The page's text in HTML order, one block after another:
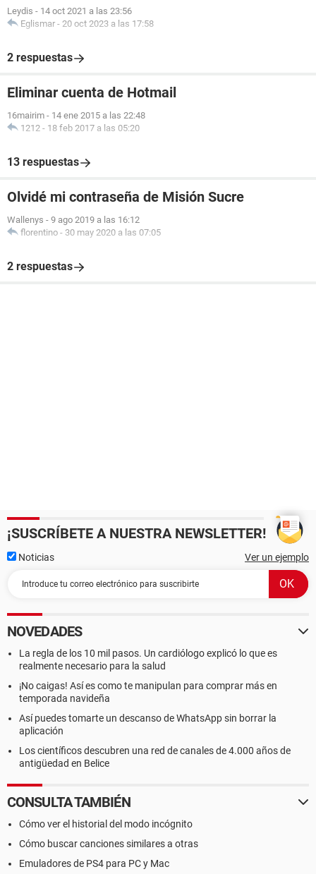
Leydis - 14 oct 2021 a las 23:56
Eglismar - 20 oct 2023 a las 17:58
2 respuestas
Eliminar cuenta de Hotmail
16mairim - 14 ene 2015 a las 22:48
1212 - 18 feb 2017 a las 05:20
13 respuestas
Olvidé mi contraseña de Misión Sucre
Wallenys - 9 ago 2019 a las 16:12
florentino - 30 may 2020 a las 07:05
2 respuestas
¡SUSCRÍBETE A NUESTRA NEWSLETTER!
Noticias Ver un ejemplo
NOVEDADES
La regla de los 10 mil pasos. Un cardiólogo explicó lo que es
realmente necesario para la salud
¡No caigas! Así es como te manipulan para comprar más en
temporada navideña
Así puedes tomarte un descanso de WhatsApp sin borrar la
aplicación
Los científicos descubren una red de canales de 4.000 años de
antigüedad en Belice
CONSULTA TAMBIÉN
Cómo ver el historial del modo incógnito
Cómo buscar canciones similares a otras
Emuladores de PS4 para PC y Mac